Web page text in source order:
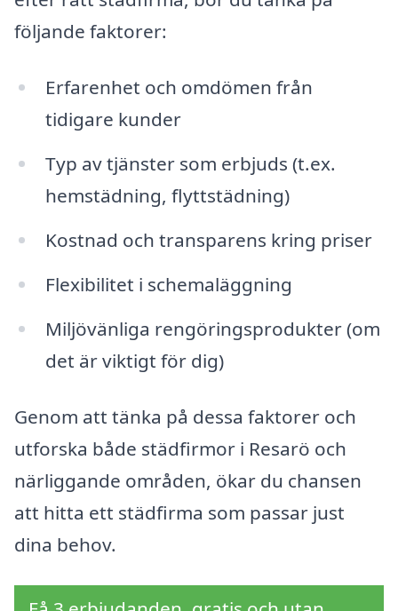
följande faktorer:
Erfarenhet och omdömen från
tidigare kunder
Typ av tjänster som erbjuds (t.ex.
hemstädning, flyttstädning)
Kostnad och transparens kring priser
Flexibilitet i schemaläggning
Miljövänliga rengöringsprodukter (om
det är viktigt för dig)
Genom att tänka på dessa faktorer och
utforska både städfirmor i Resarö och
närliggande områden, ökar du chansen
att hitta ett städfirma som passar just
dina behov.